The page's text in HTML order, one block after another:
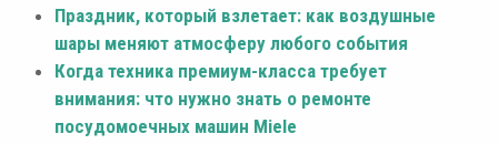
Праздник, который взлетает: как воздушные
шары меняют атмосферу любого события
Когда техника премиум-класса требует
внимания: что нужно знать о ремонте
посудомоечных машин Miele